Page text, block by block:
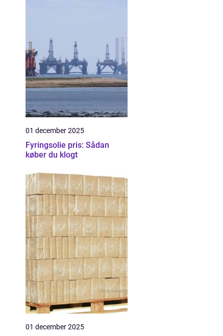
01 december 2025
Fyringsolie pris: Sådan
køber du klogt
01 december 2025